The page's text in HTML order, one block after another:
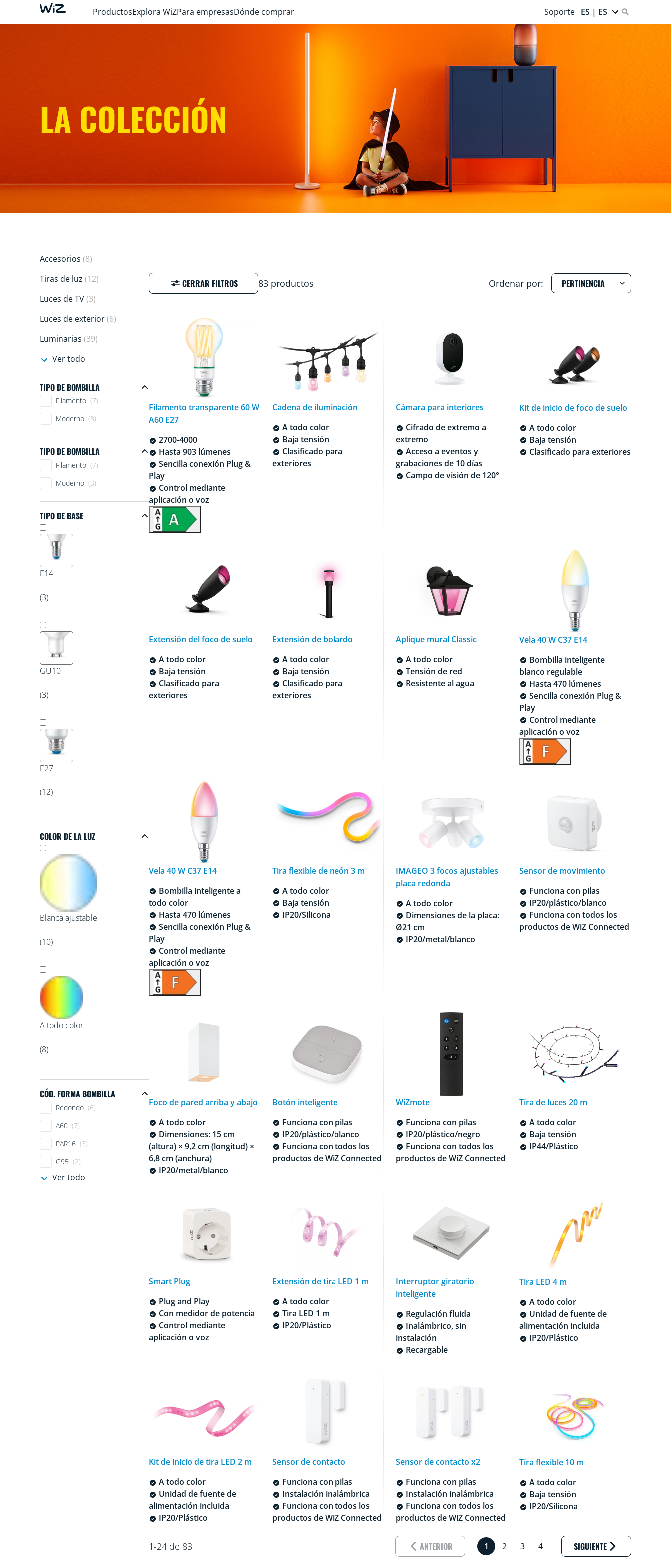
ProductosExplora WiZPara empresasDónde comprar Soporte ES | ES
LA COLECCIÓN
Accesorios (8)
Tiras de luz (12)
Luces de TV(3)
Luces de exterior(6)
Luminarias (39)
Ver todo
TIPO DE BOMBILLA
Tipo de bombilla
Filamento (7)
Moderno (3)
TIPO DE BOMBILLA
Tipo de bombilla
Filamento (7)
Moderno (3)
TIPO DE BASE
Tipo de base
E14
(3)
GU10
(3)
E27
(12)
COLOR DE LA LUZ
Color de la luz
Blanca ajustable
(10)
A todo color
(8)
CÓD. FORMA BOMBILLA
Cód. forma bombilla
Redondo (6)
A60 (7)
PAR16 (3)
G95 (2)
Ver todo
CERRAR FILTROS 83 productos Ordenar por:
Filamento transparente 60 W
A60 E27
2700-4000
Hasta 903 lúmenes
Sencilla conexión Plug &
Play
Control mediante
aplicación o voz
Cadena de iluminación
A todo color
Baja tensión
Clasificado para
exteriores
Cámara para interiores
Cifrado de extremo a
extremo
Acceso a eventos y
grabaciones de 10 días
Campo de visión de 120°
Kit de inicio de foco de suelo
A todo color
Baja tensión
Clasificado para exteriores
Extensión del foco de suelo
A todo color
Baja tensión
Clasificado para
exteriores
Extensión de bolardo
A todo color
Baja tensión
Clasificado para
exteriores
Aplique mural Classic
A todo color
Tensión de red
Resistente al agua
Vela 40 W C37 E14
Bombilla inteligente
blanco regulable
Hasta 470 lúmenes
Sencilla conexión Plug &
Play
Control mediante
aplicación o voz
Vela 40 W C37 E14
Bombilla inteligente a
todo color
Hasta 470 lúmenes
Sencilla conexión Plug &
Play
Control mediante
aplicación o voz
Tira flexible de neón 3 m
A todo color
Baja tensión
IP20/Silicona
IMAGEO 3 focos ajustables
placa redonda
A todo color
Dimensiones de la placa:
Ø21 cm
IP20/metal/blanco
Sensor de movimiento
Funciona con pilas
IP20/plástico/blanco
Funciona con todos los
productos de WiZ Connected
Foco de pared arriba y abajo
A todo color
Dimensiones: 15 cm
(altura) × 9,2 cm (longitud) ×
6,8 cm (anchura)
IP20/metal/blanco
Botón inteligente
Funciona con pilas
IP20/plástico/blanco
Funciona con todos los
productos de WiZ Connected
WiZmote
Funciona con pilas
IP20/plástico/negro
Funciona con todos los
productos de WiZ Connected
Tira de luces 20 m
A todo color
Baja tensión
IP44/Plástico
Smart Plug
Plug and Play
Con medidor de potencia
Control mediante
aplicación o voz
Extensión de tira LED 1 m
A todo color
Tira LED 1 m
IP20/Plástico
Interruptor giratorio
inteligente
Regulación fluida
Inalámbrico, sin
instalación
Recargable
Tira LED 4 m
A todo color
Unidad de fuente de
alimentación incluida
IP20/Plástico
Kit de inicio de tira LED 2 m
A todo color
Unidad de fuente de
alimentación incluida
IP20/Plástico
Sensor de contacto
Funciona con pilas
Instalación inalámbrica
Funciona con todos los
productos de WiZ Connected
Sensor de contacto x2
Funciona con pilas
Instalación inalámbrica
Funciona con todos los
productos de WiZ Connected
Tira flexible 10 m
A todo color
Baja tensión
IP20/Silicona
1-24 de 83 Página
ANTERIOR 1 2 3 4 SIGUIENTE